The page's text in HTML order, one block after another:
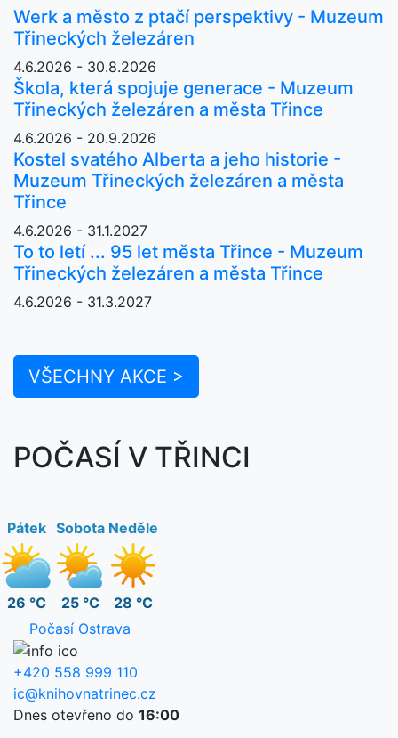
Werk a město z ptačí perspektivy - Muzeum
Třineckých železáren
4.6.2026 - 30.8.2026
Škola, která spojuje generace - Muzeum
Třineckých železáren a města Třince
4.6.2026 - 20.9.2026
Kostel svatého Alberta a jeho historie -
Muzeum Třineckých železáren a města
Třince
4.6.2026 - 31.1.2027
To to letí ... 95 let města Třince - Muzeum
Třineckých železáren a města Třince
4.6.2026 - 31.3.2027
VŠECHNY AKCE >
POČASÍ V TŘINCI
Pátek
26 °C
Sobota
25 °C
Neděle
28 °C
Počasí Ostrava
+420 558 999 110
ic@knihovnatrinec.cz
Dnes otevřeno do 16:00